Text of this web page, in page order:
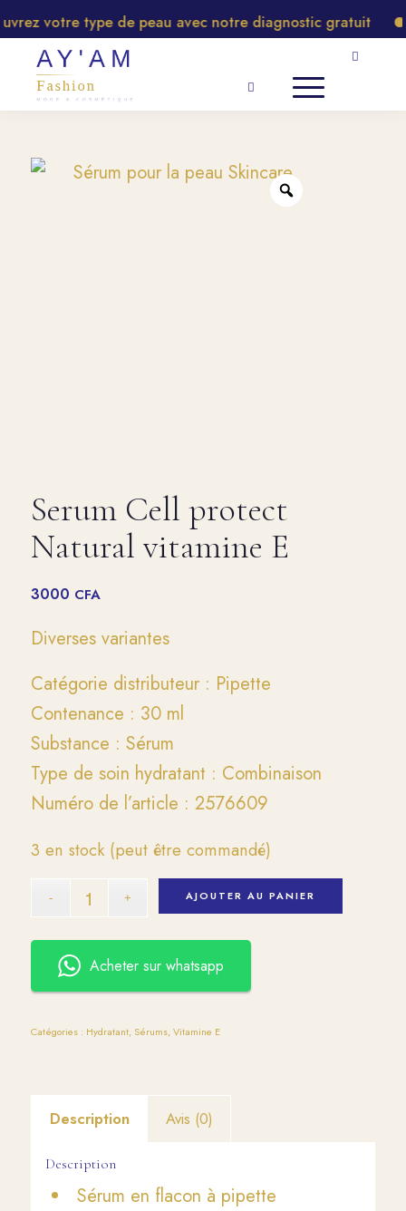
votre type de peau avec notre diagnostic gratuit
Serum Cell protect
Natural vitamine E
3000 CFA
Diverses variantes
Catégorie distributeur : Pipette
Contenance : 30 ml
Substance : Sérum
Type de soin hydratant : Combinaison
Numéro de l’article : 2576609
3 en stock (peut être commandé)
AJOUTER AU PANIER
Acheter sur whatsapp
Catégories : Hydratant, Sérums,Vitamine E
Description Avis (0)
Description
Sérum en flacon à pipette